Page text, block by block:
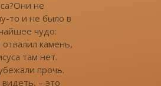
не
то и не было в
чудо:
камень,
там нет.
прочь.
– это